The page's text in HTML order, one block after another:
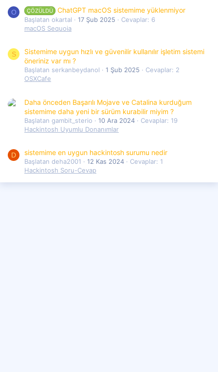
O ÇÖZÜLDÜ ChatGPT macOS sistemime yüklenmiyor
Başlatan okartal 17 Şub 2025
Cevaplar: 6
macOS Sequoia
S
Sistemime uygun hızlı ve güvenilir kullanılır işletim sistemi
öneriniz var mı ?
Başlatan serkanbeydanol 1 Şub 2025
Cevaplar: 2
OSXCafe
Daha önceden Başarılı Mojave ve Catalina kurduğum
sistemime daha yeni bir sürüm kurabilir miyim ?
Başlatan gambit_sterio 10 Ara 2024
Cevaplar: 19
Hackintosh Uyumlu Donanımlar
D sistemime en uygun hackintosh surumu nedir
Başlatan deha2001 12 Kas 2024
Cevaplar: 1
Hackintosh Soru-Cevap